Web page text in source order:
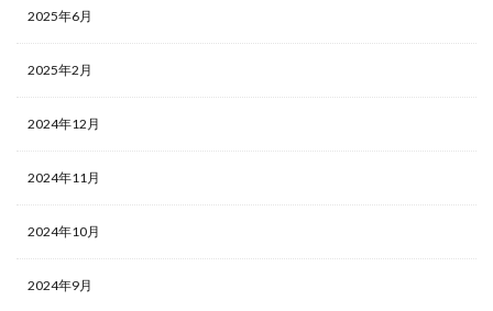
2025年6月
2025年2月
2024年12月
2024年11月
2024年10月
2024年9月